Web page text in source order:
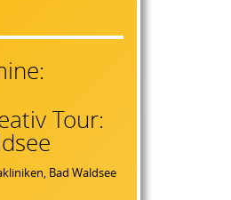
Tour:
Bad Waldsee